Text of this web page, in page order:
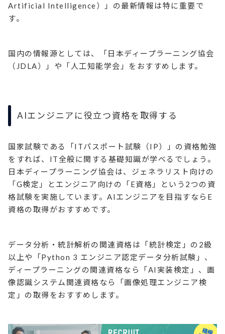
Artificial Intelligence）」の最新情報は特に重要で
す。
国内の情報源としては、「日本ディープラーニング協会
（JDLA）」や「人工知能学会」をおすすめします。
AIエンジニアに役立つ資格を取得する
国家試験である「ITパスポート試験（IP）」の資格勉強
をすれば、IT全般に関する基礎知識が学べるでしょう。
日本ディープラーニング協会は、ジェネラリスト向けの
「G検定」とエンジニア向けの「E資格」という2つの資
格試験を実施しています。AIエンジニアを目指すならE
資格の取得がおすすめです。
データ分析・統計解析の関連資格は「統計検定」の2級
以上や「Python 3 エンジニア認定データ分析試験」、
ディープラーニングの関連資格なら「AI実装検定」、画
像認識システム関連資格なら「画像処理エンジニア検
定」の取得をおすすめします。